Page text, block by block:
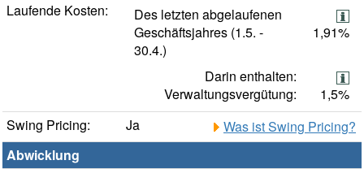
Laufende Kosten:
Des letzten abgelaufenen
Geschäftsjahres (1.5. -
30.4.)
1,91%
Darin enthalten:
Verwaltungsvergütung:
1,5%
Swing Pricing:
Ja
Was ist Swing Pricing?
Abwicklung